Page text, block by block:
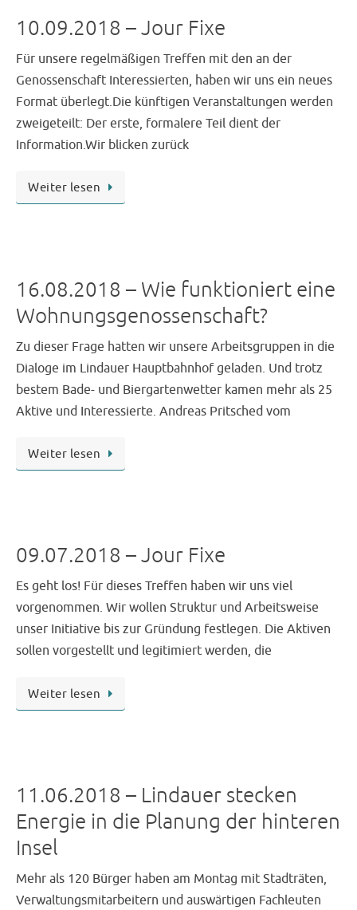
10.09.2018 – Jour Fixe
Für unsere regelmäßigen Treffen mit den an der
Genossenschaft Interessierten, haben wir uns ein neues
Format überlegt.Die künftigen Veranstaltungen werden
zweigeteilt: Der erste, formalere Teil dient der
Information.Wir blicken zurück
Weiter lesen
16.08.2018 – Wie funktioniert eine
Wohnungsgenossenschaft?
Zu dieser Frage hatten wir unsere Arbeitsgruppen in die
Dialoge im Lindauer Hauptbahnhof geladen. Und trotz
bestem Bade- und Biergartenwetter kamen mehr als 25
Aktive und Interessierte. Andreas Pritsched vom
Weiter lesen
09.07.2018 – Jour Fixe
Es geht los! Für dieses Treffen haben wir uns viel
vorgenommen. Wir wollen Struktur und Arbeitsweise
unser Initiative bis zur Gründung festlegen. Die Aktiven
sollen vorgestellt und legitimiert werden, die
Weiter lesen
11.06.2018 – Lindauer stecken
Energie in die Planung der hinteren
Insel
Mehr als 120 Bürger haben am Montag mit Stadträten,
Verwaltungsmitarbeitern und auswärtigen Fachleuten